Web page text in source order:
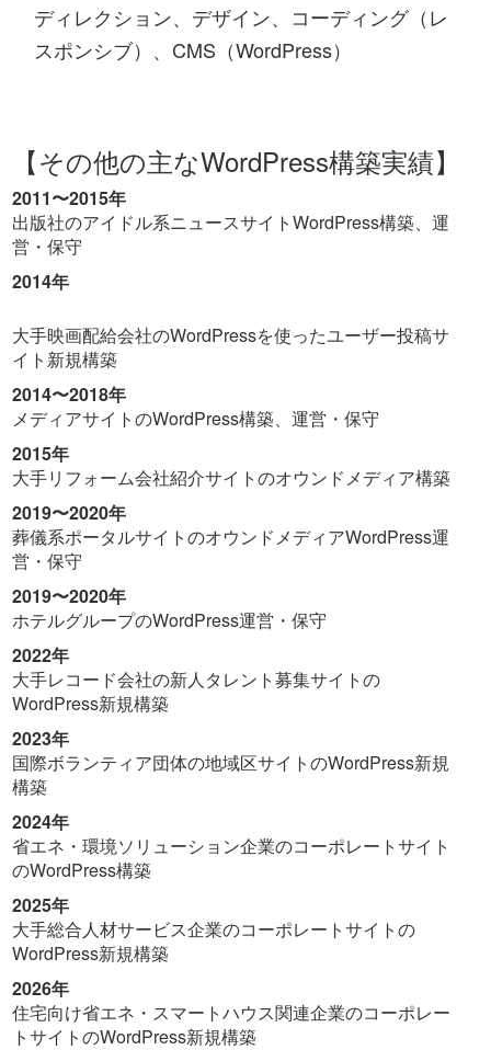
ディレクション、デザイン、コーディング（レ
スポンシブ）、CMS（WordPress）
【その他の主なWordPress構築実績】
2011〜2015年
出版社のアイドル系ニュースサイトWordPress構築、運
営・保守
2014年
大手映画配給会社のWordPressを使ったユーザー投稿サ
イト新規構築
2014〜2018年
メディアサイトのWordPress構築、運営・保守
2015年
大手リフォーム会社紹介サイトのオウンドメディア構築
2019〜2020年
葬儀系ポータルサイトのオウンドメディアWordPress運
営・保守
2019〜2020年
ホテルグループのWordPress運営・保守
2022年
大手レコード会社の新人タレント募集サイトの
WordPress新規構築
2023年
国際ボランティア団体の地域区サイトのWordPress新規
構築
2024年
省エネ・環境ソリューション企業のコーポレートサイト
のWordPress構築
2025年
大手総合人材サービス企業のコーポレートサイトの
WordPress新規構築
2026年
住宅向け省エネ・スマートハウス関連企業のコーポレー
トサイトのWordPress新規構築